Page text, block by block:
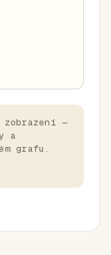
zobrazení —
a
grafu.